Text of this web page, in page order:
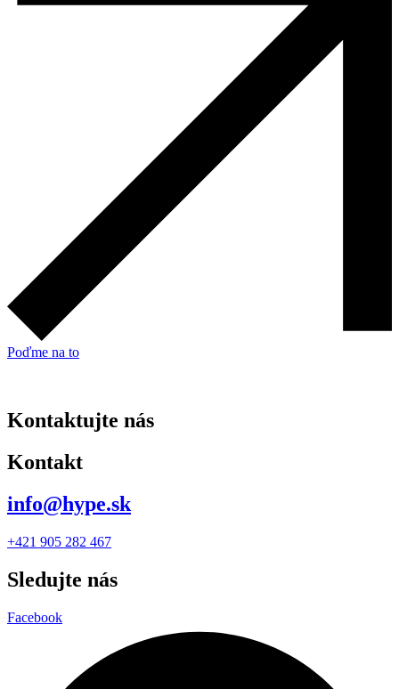
Poďme na to
Kontaktujte nás
Kontakt
info@hype.sk
+421 905 282 467
Sledujte nás
Facebook